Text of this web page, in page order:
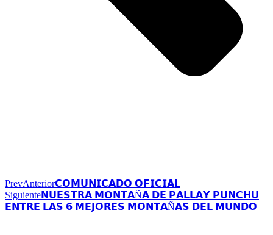
PrevAnterior𝗖𝗢𝗠𝗨𝗡𝗜𝗖𝗔𝗗𝗢 𝗢𝗙𝗜𝗖𝗜𝗔𝗟
Siguiente 𝗡𝗨𝗘𝗦𝗧𝗥𝗔 𝗠𝗢𝗡𝗧𝗔Ñ𝗔 𝗗𝗘 𝗣𝗔𝗟𝗟𝗔𝗬 𝗣𝗨𝗡𝗖𝗛𝗨
𝗘𝗡𝗧𝗥𝗘 𝗟𝗔𝗦 𝟲 𝗠𝗘𝗝𝗢𝗥𝗘𝗦 𝗠𝗢𝗡𝗧𝗔Ñ𝗔𝗦 𝗗𝗘𝗟 𝗠𝗨𝗡𝗗𝗢